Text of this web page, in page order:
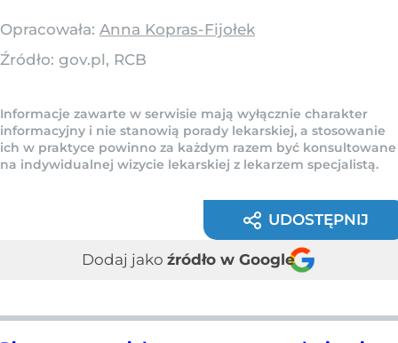
Opracowała: Anna Kopras-Fijołek
Źródło: gov.pl, RCB
Informacje zawarte w serwisie mają wyłącznie charakter
informacyjny i nie stanowią porady lekarskiej, a stosowanie
ich w praktyce powinno za każdym razem być konsultowane
na indywidualnej wizycie lekarskiej z lekarzem specjalistą.
UDOSTĘPNIJ
Dodaj jako źródło w Google